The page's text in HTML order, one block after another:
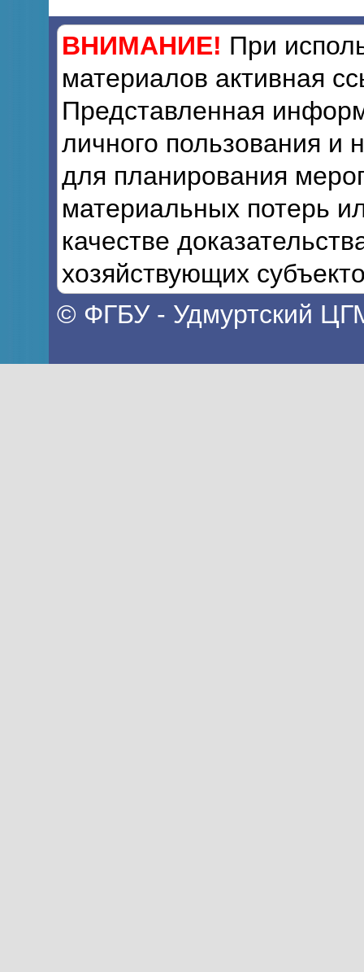
ВНИМАНИЕ! При
материалов активная
Представленная
личного пользования и
для планирования
материальных потерь
качестве
хозяйствующих
© ФГБУ - Удмуртский